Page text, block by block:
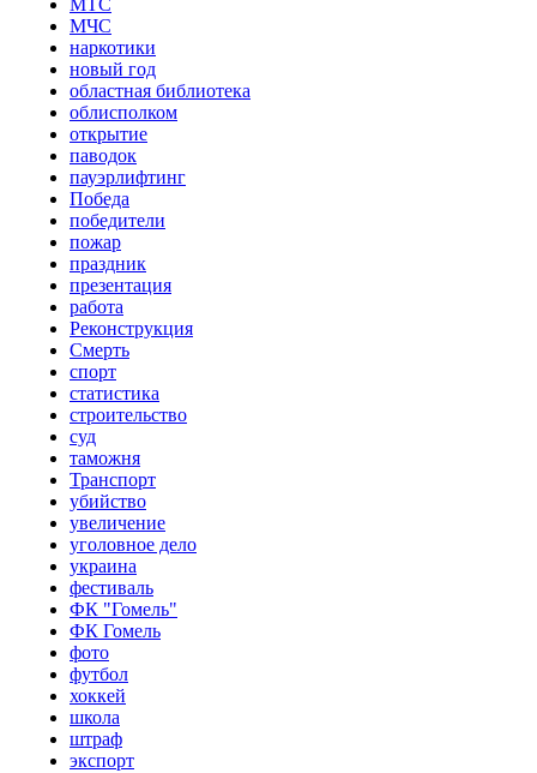
МТС
МЧС
наркотики
новый год
областная библиотека
облисполком
открытие
паводок
пауэрлифтинг
Победа
победители
пожар
праздник
презентация
работа
Реконструкция
Смерть
спорт
статистика
строительство
суд
таможня
Транспорт
убийство
увеличение
уголовное дело
украина
фестиваль
ФК "Гомель"
ФК Гомель
фото
футбол
хоккей
школа
штраф
экспорт